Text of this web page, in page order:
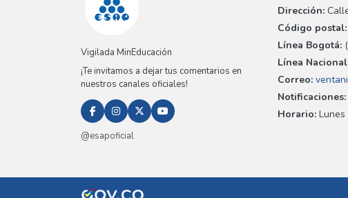
Vigilada MinEducación
¡Te invitamos a dejar tus comentarios en
nuestros canales oficiales!
@esapoficial
Dirección:
Código postal:
Línea Bogotá:
Línea
Correo:
Notificaciones:
Horario: Lunes